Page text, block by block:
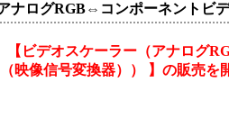
ナログRGB⇔コンポーネントビ
【ビデオスケーラー（アナロ
映像信号変換器）） 】の販売を